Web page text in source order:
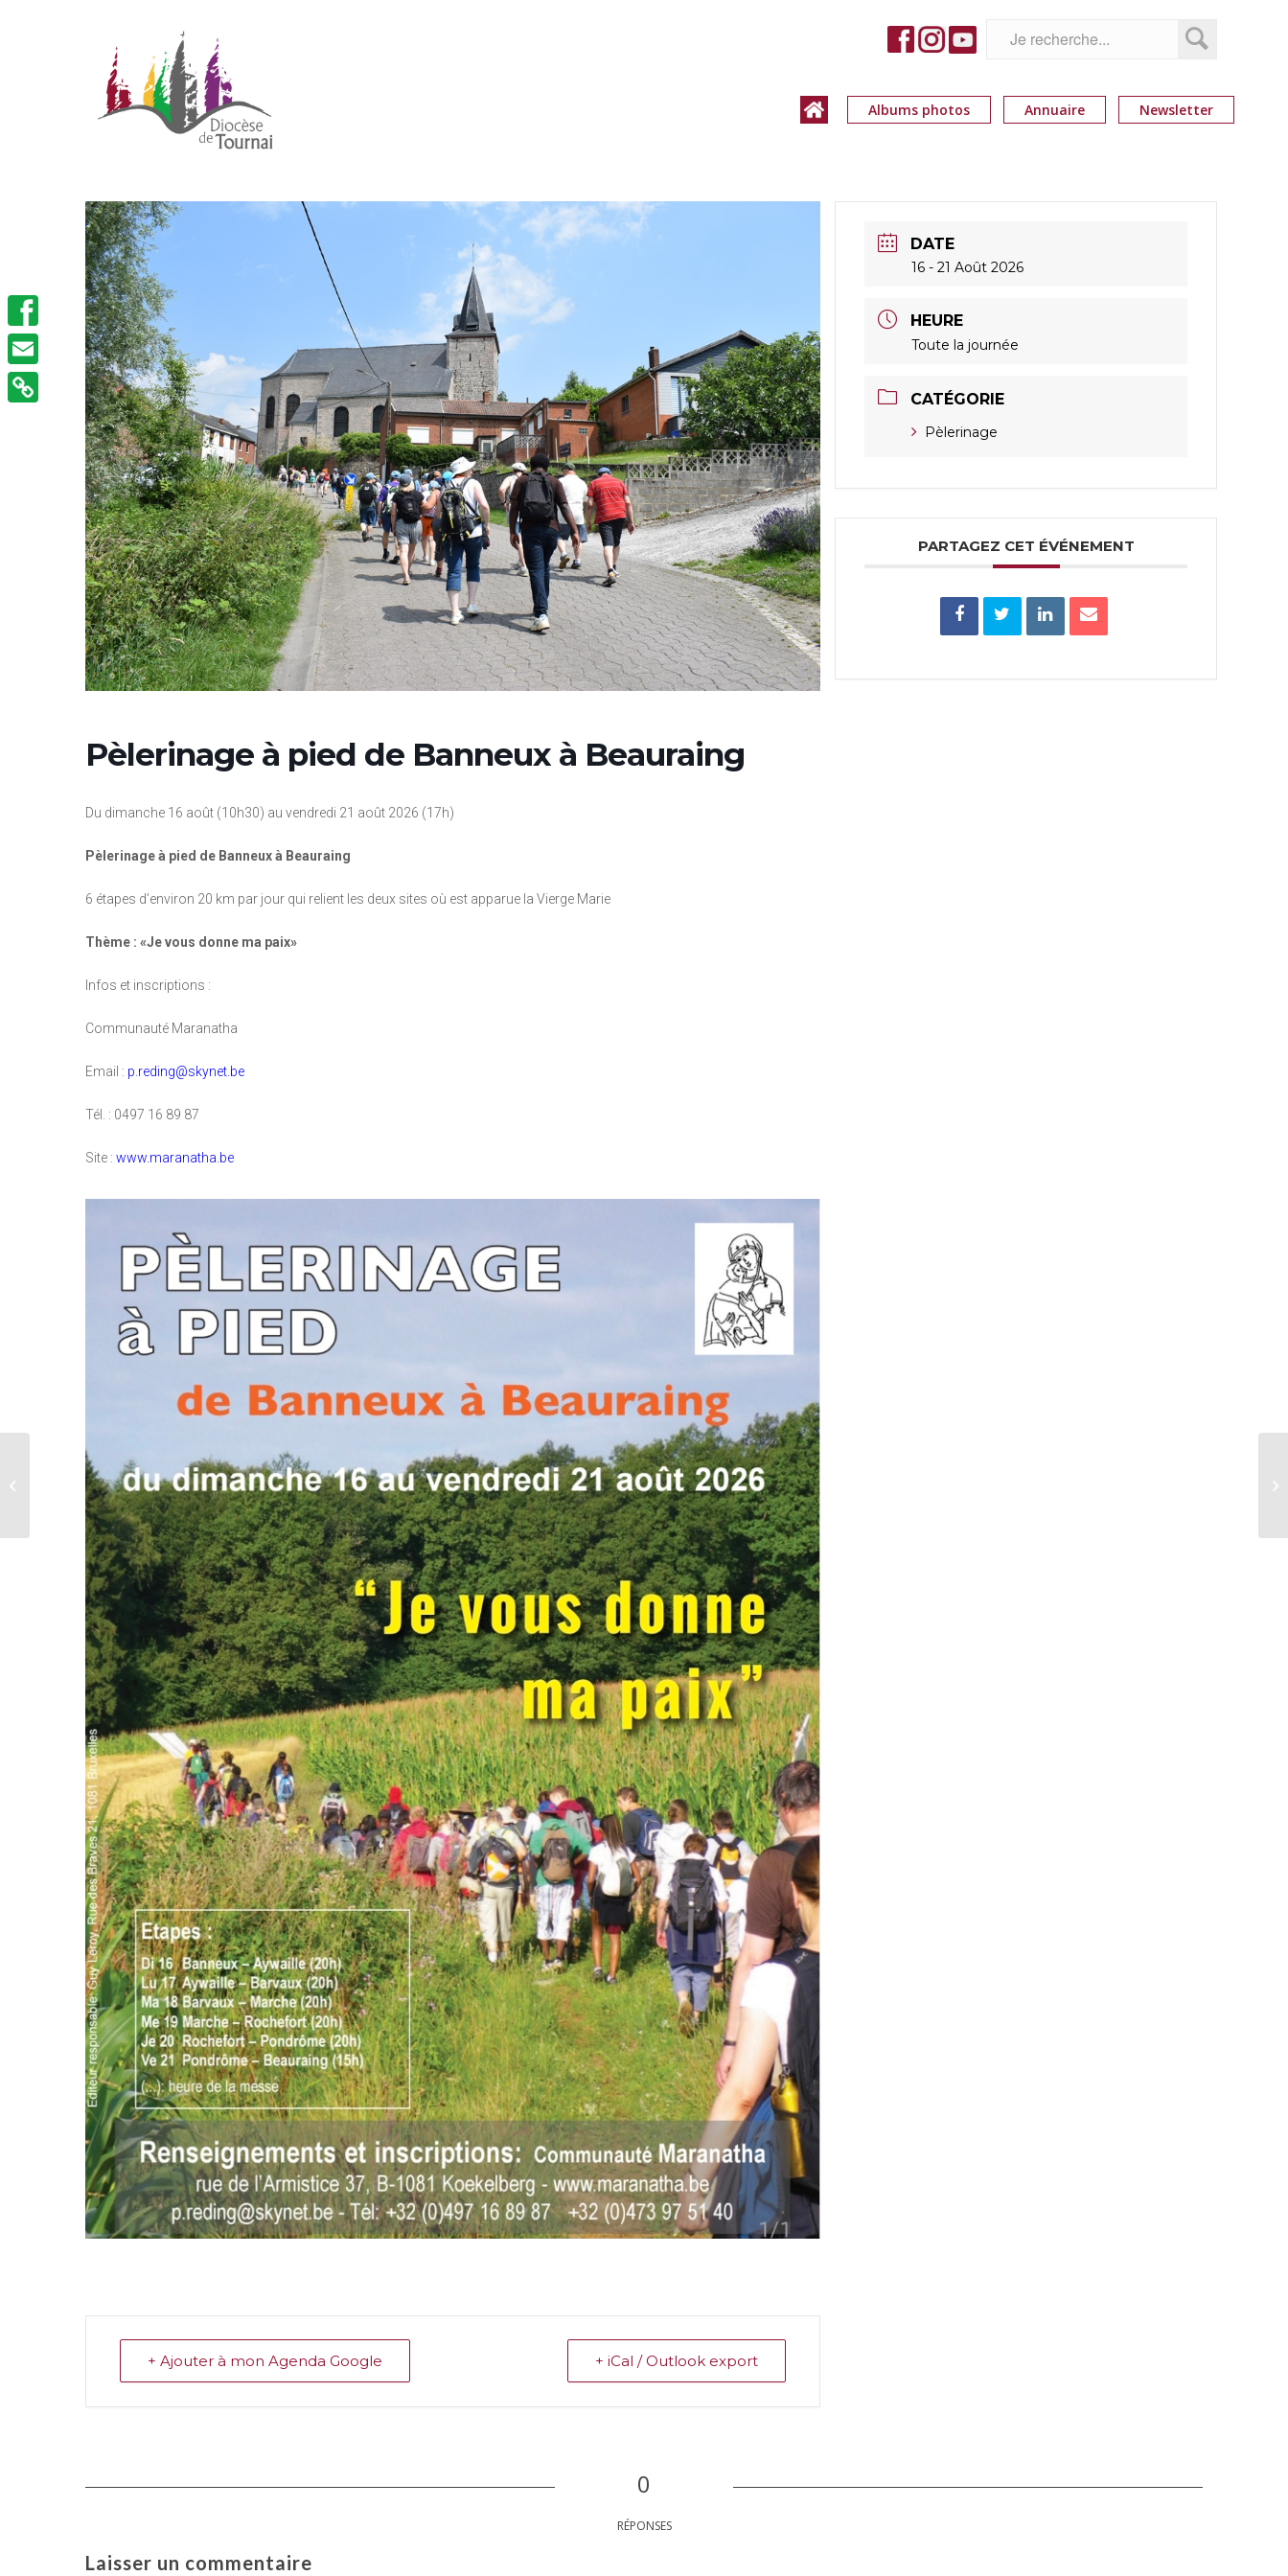
Albums photos Annuaire Newsletter
Pèlerinage à pied de Banneux à Beauraing
Du dimanche 16 août (10h30) au vendredi 21 août 2026 (17h)
Pèlerinage à pied de Banneux à Beauraing
6 étapes d’environ 20 km par jour qui relient les deux sites où est apparue la Vierge Marie
Thème : «Je vous donne ma paix»
Infos et inscriptions :
Communauté Maranatha
Email : p.reding@skynet.be
Tél. : 0497 16 89 87
Site : www.maranatha.be
+ Ajouter à mon Agenda Google + iCal / Outlook export
DATE
16 - 21 Août 2026
HEURE
Toute la journée
CATÉGORIE
Pèlerinage
PARTAGEZ CET ÉVÉNEMENT
0
RÉPONSES
Laisser un commentaire
Tournai : Soirée Pôle
Facebook
Email